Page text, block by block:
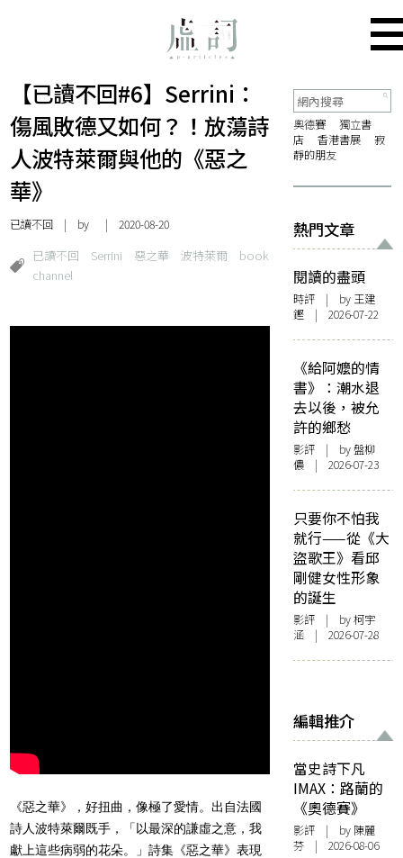
【已讀不回#6】Serrini：
傷風敗德又如何？！放蕩詩
人波特萊爾與他的《惡之
華》
已讀不回 | by | 2020-08-20
已讀不回 Serrini 惡之華 波特萊爾
book
channel
《惡之華》，好扭曲，像極了愛情。出自法國
詩人波特萊爾既手，「以最深的謙虛之意，我
獻上這些病弱的花朵。」詩集《惡之華》表現
奧德賽
獨立書
店
香港書展
寂
靜的朋友
熱門文章
閱讀的盡頭
時評 | by 王建
鏗 | 2026-07-22
《給阿嬤的情
書》：潮水退
去以後，被允
許的鄉愁
影評 | by 盤柳
儂 | 2026-07-23
只要你不怕我
就行——從《大
盜歌王》看邱
剛健女性形象
的誕生
影評 | by 柯宇
涵 | 2026-07-28
編輯推介
當史詩下凡
IMAX：路蘭的
《奧德賽》
影評 | by 陳麗
芬 | 2026-08-06